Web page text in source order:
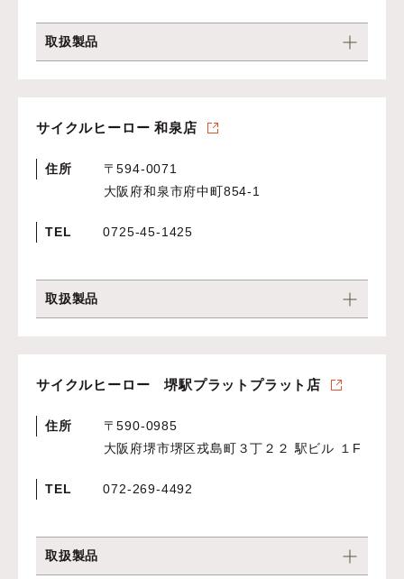
取扱製品
サイクルヒーロー 和泉店
住所
〒594-0071
大阪府和泉市府中町854-1
TEL 0725-45-1425
取扱製品
サイクルヒーロー 堺駅プラットプラット店
住所
〒590-0985
大阪府堺市堺区戎島町３丁２２ 駅ビル １F
TEL 072-269-4492
取扱製品